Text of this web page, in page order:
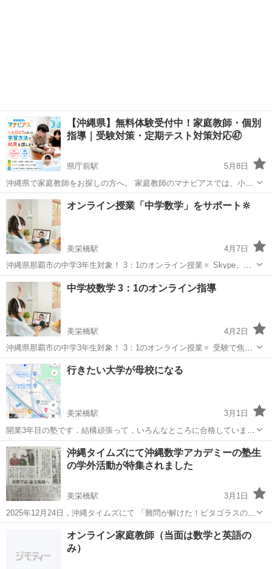
【沖縄県】無料体験受付中！家庭教師・個別
指導｜受験対策・定期テスト対策対応㊼
県庁前駅
5月8日
沖縄県で家庭教師をお探しの方へ。 家庭教師のマナビアスでは、小学
生・中学生・高校生を対象に、無料体験授業を受付中です。 「テスト
が平均点以下で困っている」 「勉強のやり方が分からない」 「塾や他
の家庭教師で成...
沖縄 那覇市 県庁前駅 家庭教師 定期テスト
オンライン授業「中学数学」をサポート🔆
美栄橋駅
4月7日
沖縄県那覇市の中学3年生対象！ 3：1のオンライン授業🔅 Skype、
ZOOMでの予定です。 沖縄県立開邦高校学術探究卒業生が教えます🎵
🍀受験で焦っているけどどこの塾がいいかわからない、、 🍀勉強はも
ともと苦手、、 🍀...
沖縄 那覇市 美栄橋駅
中学校数学 3：1のオンライン指導
美栄橋駅
4月2日
沖縄県那覇市の中学3年生対象！ 3：1のオンライン授業🔅 受験で焦っ
ているけどどこの塾がいいかわからない、、 勉強はもともと苦手、、
怠けてしまうからちゃんと管理して欲しい、、 そんな子に向けた指導
です。 最大3名の個...
沖縄 那覇市 美栄橋駅 塾 数学
行きたい大学が母校になる
美栄橋駅
3月1日
開業3年目の塾です．結構頑張って，いろんなところに合格していま
す．もし興味がありましたら，一度体験授業を受けに来てください．
https://www.mathaca.net/ 2024年度合格 〇ロンドン大学（...
沖縄 那覇市 美栄橋駅 金城
沖縄タイムズにて沖縄数学アカデミーの塾生
の学外活動が特集されました
美栄橋駅
3月1日
2025年12月24日，沖縄タイムズにて 「難問が解けた！ピタゴラスの定
理を三角比使い証明 豪の専門誌に論文掲載へ」
https://www.okinawatimes.co.jp/articles/-/17418...
美栄橋駅 塾 数学
オンライン家庭教師（当面は数学と英語の
み）